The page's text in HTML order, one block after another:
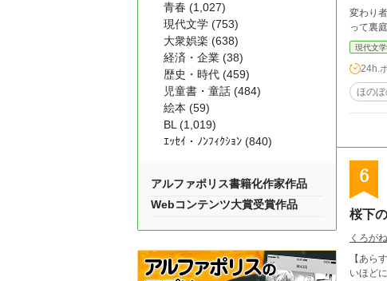
変わり
って裏
現代文学
24h.
ほの
6
桜下
くろが
【あら
いほどに美しく咲き誇る。 ​第一部：幼な
青春 (1,027)
現代文学 (753)
大衆娯楽 (638)
経済・企業 (38)
歴史・時代 (459)
児童書・童話 (484)
絵本 (59)
BL (1,019)
ｴｯｾｲ・ﾉﾝﾌｨｸｼｮﾝ (840)
アルファポリス書籍化作家作品
Webコンテンツ大賞受賞作品